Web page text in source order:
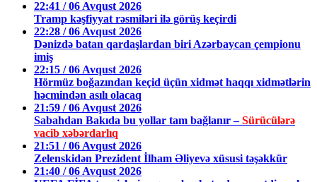
22:41 / 06 Avqust 2026
Tramp kəşfiyyat rəsmiləri ilə görüş keçirdi
22:28 / 06 Avqust 2026
Dənizdə batan qardaşlardan biri Azərbaycan çempionu
imiş
22:15 / 06 Avqust 2026
Hörmüz boğazından keçid üçün xidmət haqqı xidmətlərin
həcmindən asılı olacaq
21:59 / 06 Avqust 2026
Sabahdan Bakıda bu yollar tam bağlanır –Sürücülərə
vacib xəbərdarlıq
21:51 / 06 Avqust 2026
Zelenskidən Prezident İlham Əliyevə xüsusi təşəkkür
21:40 / 06 Avqust 2026